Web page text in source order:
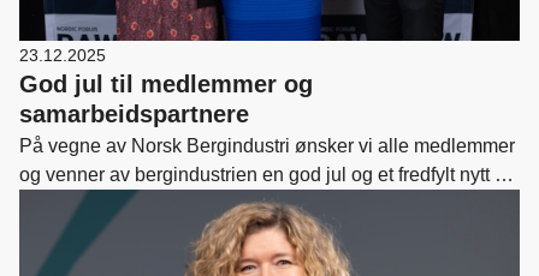
23.12.2025
God jul til medlemmer og
samarbeidspartnere
På vegne av Norsk Bergindustri ønsker vi alle medlemmer
og venner av bergindustrien en god jul og et fredfylt nytt år.
Nedenfor kan dere lese vårt julebrev til medlemmene.